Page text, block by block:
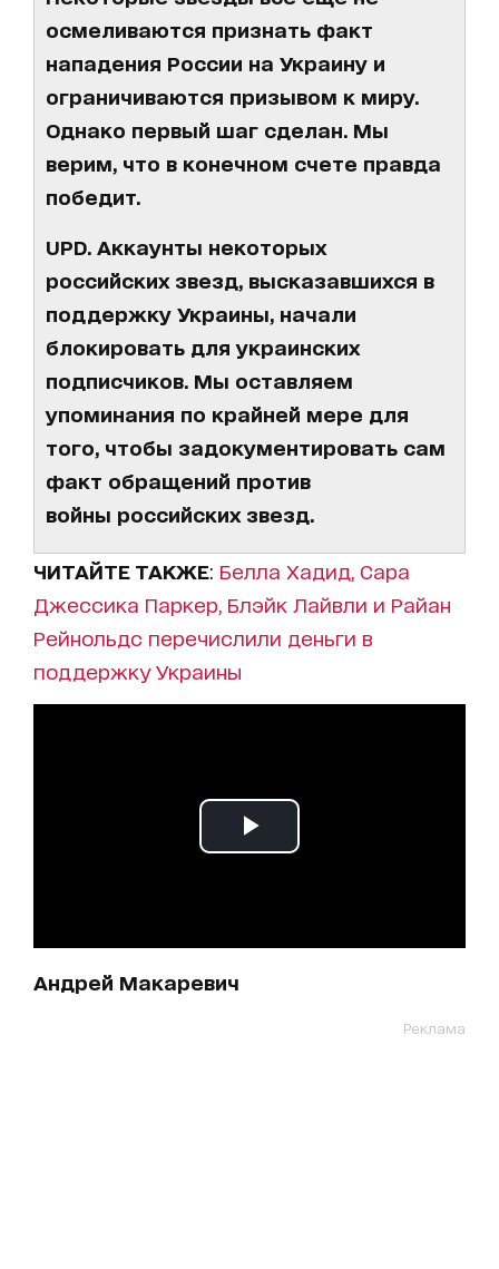
осмеливаются признать факт
нападения России на Украину и
ограничиваются призывом к миру.
Однако первый шаг сделан. Мы
верим, что в конечном счете правда
победит.
UPD. Аккаунты некоторых
российских звезд, высказавшихся в
поддержку Украины, начали
блокировать для украинских
подписчиков. Мы оставляем
упоминания по крайней мере для
того, чтобы задокументировать сам
факт обращений против
войны российских звезд.
ЧИТАЙТЕ ТАКЖЕ: Белла Хадид, Сара
Джессика Паркер, Блэйк Лайвли и Райан
Рейнольдс перечислили деньги в
поддержку Украины
Андрей Макаревич
Реклама